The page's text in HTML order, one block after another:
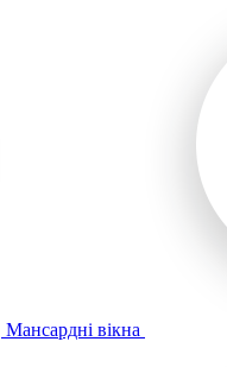
Мансардні вікна